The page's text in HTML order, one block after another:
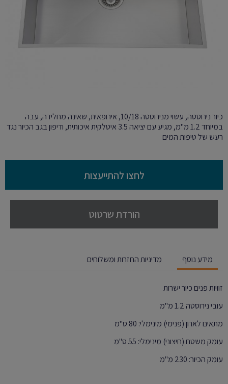
כיור נירוסטה, עשוי מנירוסטה 10/18, אירופאית, שאינה מחלידה, עבה
במיוחד 1.2 מ"מ, מגיע עם יציאה 3.5 איטלקית איכותית, ודיפון בגב הכיור נגד
רעש של טיפות המים
לחצו להתייעצות
הורדת שרטוט
מידע נוסף מדיניות החזרות ומשלוחים
זוויות פנים כיור ישרות
עובי נירוסטה 1.2 מ"מ
מתאים לארון (פנימי) מינימלי: 80 ס"מ
עומק משטח (חיצוני) מינימלי: 55 ס"מ
עומק הכיור: 230 מ"מ